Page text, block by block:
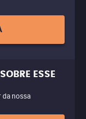
ESSE
da nossa